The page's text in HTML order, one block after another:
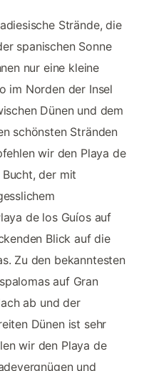
Strände, die
spanischen Sonne
nur eine kleine
im Norden der Insel
Dünen und dem
schönsten Stränden
wir den Playa de
der mit
de los Guíos auf
Blick auf die
Zu den bekanntesten
auf Gran
ab und der
Dünen ist sehr
wir den Playa de
und